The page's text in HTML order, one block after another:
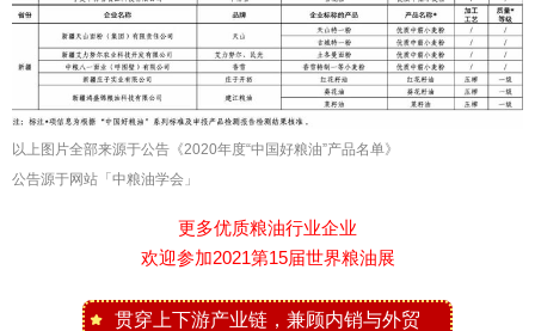
以上图片全部来源于公告《2020年度“中国好粮油”产品名单》
公告源于网站「中粮油学会」
更多优质粮油行业企业
欢迎参加2021第15届世界粮油展
贯穿上下游产业链，兼顾内销与外贸